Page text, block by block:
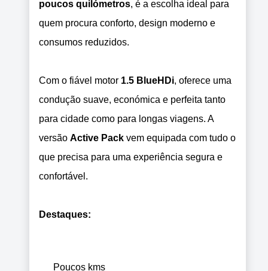
poucos quilómetros, é a escolha ideal para
quem procura conforto, design moderno e
consumos reduzidos.
Com o fiável motor 1.5 BlueHDi, oferece uma
condução suave, económica e perfeita tanto
para cidade como para longas viagens. A
versão Active Pack vem equipada com tudo o
que precisa para uma experiência segura e
confortável.
Destaques:
Poucos kms